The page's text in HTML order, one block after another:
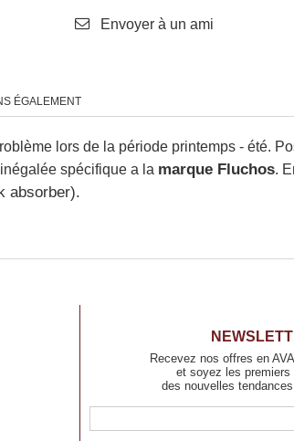
Envoyer à un ami
ÉGALEMENT
lors de la période printemps - été.
spécifique a la marque Fluchos.
absorber).
Recevez nos offres en
et soyez les premiers
des nouvelles